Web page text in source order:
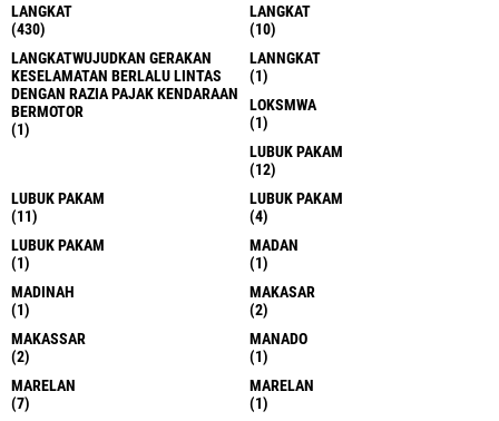
LANGKAT
(430)
LANGKAT
(10)
LANGKATWUJUDKAN GERAKAN
KESELAMATAN BERLALU LINTAS
DENGAN RAZIA PAJAK KENDARAAN
BERMOTOR
(1)
LANNGKAT
(1)
LOKSMWA
(1)
LUBUK PAKAM
(12)
LUBUK PAKAM
(11)
LUBUK PAKAM
(4)
LUBUK PAKAM
(1)
MADAN
(1)
MADINAH
(1)
MAKASAR
(2)
MAKASSAR
(2)
MANADO
(1)
MARELAN
(7)
MARELAN
(1)